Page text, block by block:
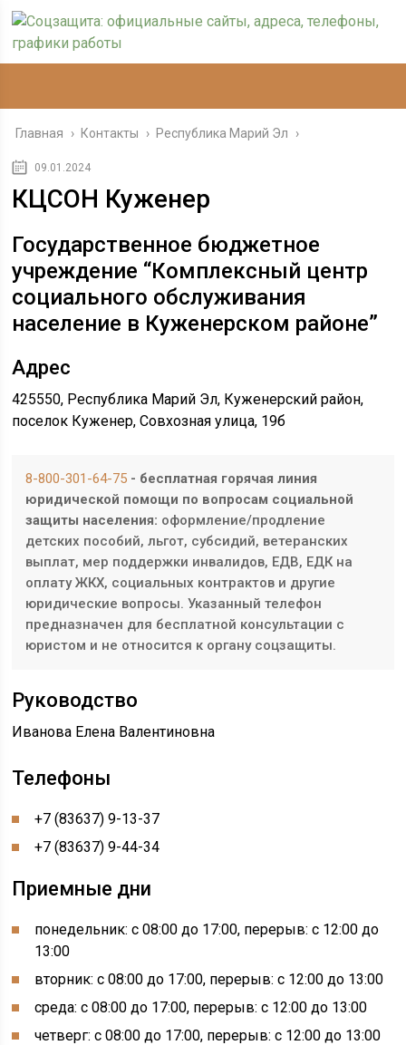
Главная › Контакты › Республика Марий Эл ›
09.01.2024
КЦСОН Куженер
Государственное бюджетное
учреждение “Комплексный центр
социального обслуживания
население в Куженерском районе”
Адрес
425550, Республика Марий Эл, Куженерский район,
поселок Куженер, Совхозная улица, 19б
8-800-301-64-75 - бесплатная горячая линия
юридической помощи по вопросам социальной
защиты населения: оформление/продление
детских пособий, льгот, субсидий, ветеранских
выплат, мер поддержки инвалидов, ЕДВ, ЕДК на
оплату ЖКХ, социальных контрактов и другие
юридические вопросы. Указанный телефон
предназначен для бесплатной консультации с
юристом и не относится к органу соцзащиты.
Руководство
Иванова Елена Валентиновна
Телефоны
+7 (83637) 9-13-37
+7 (83637) 9-44-34
Приемные дни
понедельник: с 08:00 до 17:00, перерыв: с 12:00 до
13:00
вторник: с 08:00 до 17:00, перерыв: с 12:00 до 13:00
среда: с 08:00 до 17:00, перерыв: с 12:00 до 13:00
четверг: с 08:00 до 17:00, перерыв: с 12:00 до 13:00